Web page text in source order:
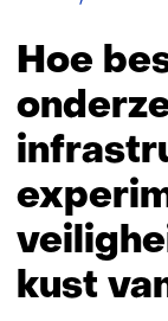
Hoe
kust